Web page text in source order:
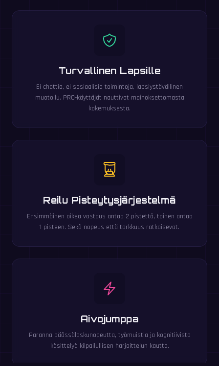
Turvallinen Lapsille
Ei chattia, ei sosiaalisia toimintoja, lapsiystävällinen
muotoilu. PRO-käyttäjät nauttivat mainoksettomasta
kokemuksesta.
Reilu Pisteytysjärjestelmä
Ensimmäinen oikea vastaus antaa 2 pistettä, toinen antaa
1 pisteen. Sekä nopeus että tarkkuus ratkaisevat.
Aivojumppa
Paranna päässälaskunopeutta, työmuistia ja kognitiivista
käsittelyä kilpailullisen harjoittelun kautta.